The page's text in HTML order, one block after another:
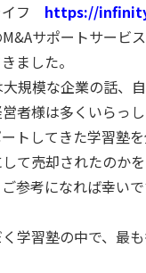
イフ https://
M&Aサポートサービス
ました。
大規模な企業の話、
者様は多くいらっし
トしてきた学習塾
て売却されたのか
参考になれば幸いで
学習塾の中で、最